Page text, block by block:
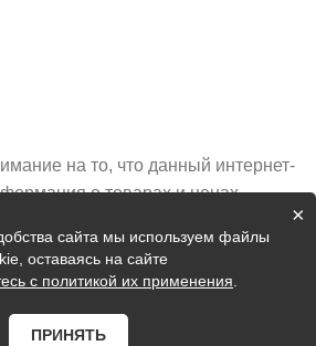
на то, что данный интернет-
о товарах и ценах,
и ни при каких условиях не
офертой, определяемой
×
сайта мы используем файлы
оставаясь на сайте
с политикой их применения
ПРИНЯТЬ